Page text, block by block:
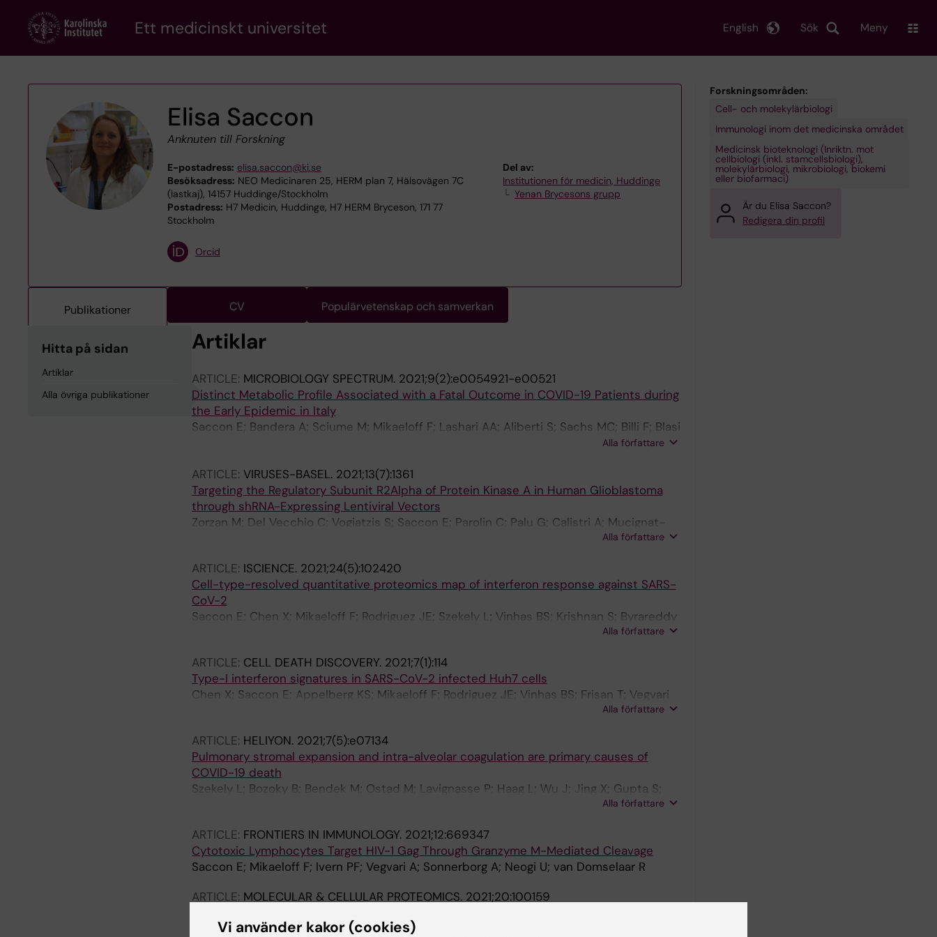
content
Ett medicinskt universitet Sök
English Meny
Elisa Saccon
Anknuten till Forskning
E-postadress: elisa.saccon@ki.se
Besöksadress: NEO Medicinaren 25, HERM plan 7, Hälsovägen 7C
(lastkaj), 14157 Huddinge/Stockholm
Postadress: H7 Medicin, Huddinge, H7 HERM Bryceson, 171 77
Stockholm
Del av:
Institutionen för medicin, Huddinge
Yenan Brycesons grupp
Orcid
Publikationer CV Populärvetenskap och samverkan
Hitta på sidan
Artiklar
Alla övriga publikationer
Artiklar
ARTICLE: MICROBIOLOGY SPECTRUM. 2021;9(2):e0054921-e00521
Distinct Metabolic Profile Associated with a Fatal Outcome in COVID-19 Patients during
the Early Epidemic in Italy
Saccon E; Bandera A; Sciume M; Mikaeloff F; Lashari AA; Aliberti S; Sachs MC; Billi F; Blasi
F; Gabriel EE; Costantino G; De Roberto P; Krishnan S; Gori A; Peyvandi F; Scudeller L;
Alla författare
ARTICLE: VIRUSES-BASEL. 2021;13(7):1361
Targeting the Regulatory Subunit R2Alpha of Protein Kinase A in Human Glioblastoma
through shRNA-Expressing Lentiviral Vectors
Zorzan M; Del Vecchio C; Vogiatzis S; Saccon E; Parolin C; Palu G; Calistri A; Mucignat-
Alla författare
ARTICLE: ISCIENCE. 2021;24(5):102420
Cell-type-resolved quantitative proteomics map of interferon response against SARS-
CoV-2
Saccon E; Chen X; Mikaeloff F; Rodriguez JE; Szekely L; Vinhas BS; Krishnan S; Byrareddy
Alla författare
ARTICLE: CELL DEATH DISCOVERY. 2021;7(1):114
Type-I interferon signatures in SARS-CoV-2 infected Huh7 cells
Chen X; Saccon E; Appelberg KS; Mikaeloff F; Rodriguez JE; Vinhas BS; Frisan T; Vegvari
Alla författare
ARTICLE: HELIYON. 2021;7(5):e07134
Pulmonary stromal expansion and intra-alveolar coagulation are primary causes of
COVID-19 death
Szekely L; Bozoky B; Bendek M; Ostad M; Lavignasse P; Haag L; Wu J; Jing X; Gupta S;
Alla författare
ARTICLE: FRONTIERS IN IMMUNOLOGY. 2021;12:669347
Cytotoxic Lymphocytes Target HIV-1 Gag Through Granzyme M-Mediated Cleavage
Saccon E; Mikaeloff F; Ivern PF; Vegvari A; Sonnerborg A; Neogi U; van Domselaar R
ARTICLE: MOLECULAR & CELLULAR PROTEOMICS. 2021;20:100159
Replication
Forskningsområden:
Cell- och molekylärbiologi
Immunologi inom det medicinska området
Medicinsk bioteknologi (Inriktn. mot
cellbiologi (inkl. stamcellsbiologi),
molekylärbiologi, mikrobiologi, biokemi
eller biofarmaci)
Är du Elisa Saccon?
Redigera din profil
Vi använder kakor (cookies)